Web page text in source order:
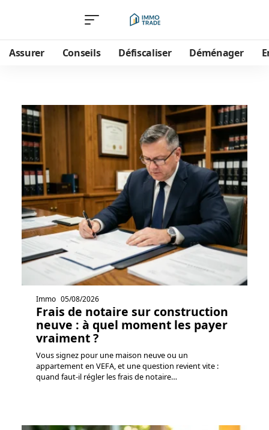
Assurer Conseils Défiscaliser Déménager
Immo 05/08/2026
Frais de notaire sur construction
neuve : à quel moment les payer
vraiment ?
Vous signez pour une maison neuve ou un
appartement en VEFA, et une question revient vite :
quand faut-il régler les frais de notaire…